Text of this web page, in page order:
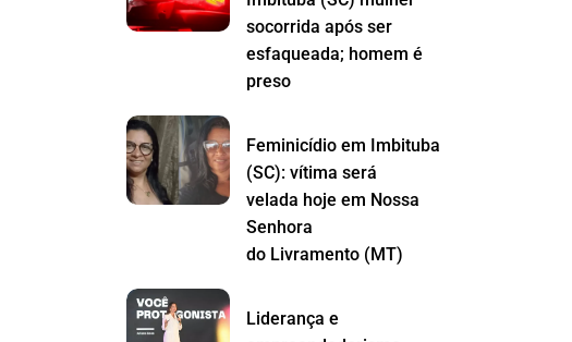
socorrida após ser
esfaqueada; homem é
preso
Feminicídio em Imbituba
(SC): vítima será
velada hoje em Nossa
Senhora
do Livramento (MT)
Liderança e